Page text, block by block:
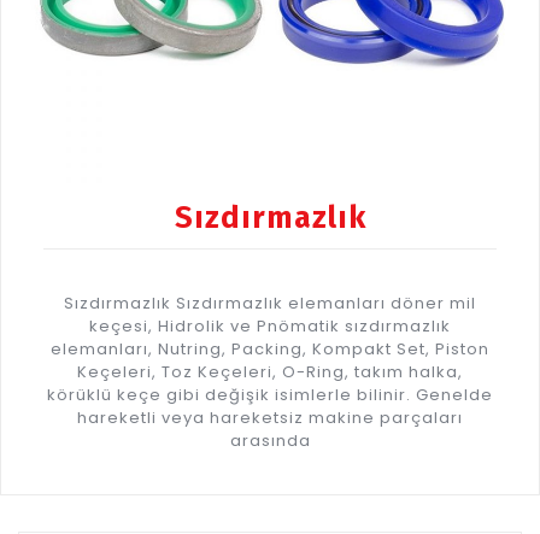
Sızdırmazlık
Sızdırmazlık Sızdırmazlık elemanları döner mil
keçesi, Hidrolik ve Pnömatik sızdırmazlık
elemanları, Nutring, Packing, Kompakt Set, Piston
Keçeleri, Toz Keçeleri, O-Ring, takım halka,
körüklü keçe gibi değişik isimlerle bilinir. Genelde
hareketli veya hareketsiz makine parçaları
arasında